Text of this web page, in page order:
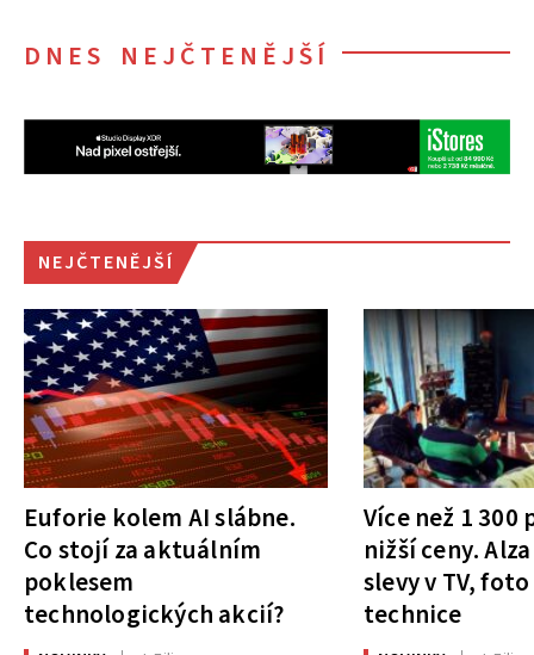
DNES NEJČTENĚJŠÍ
NEJČTENĚJŠÍ
Euforie kolem AI slábne.
Co stojí za aktuálním
poklesem
technologických akcií?
Více než 1
nižší ceny.
slevy v TV,
technice